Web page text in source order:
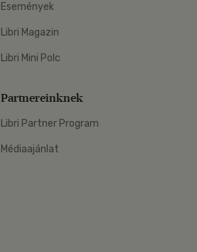
Események
Libri Magazin
Libri Mini Polc
Partnereinknek
Libri Partner Program
Médiaajánlat